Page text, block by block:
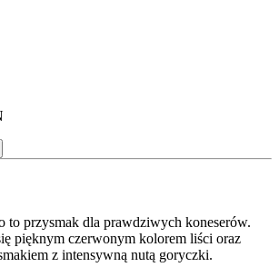
to przysmak dla prawdziwych koneserów.
pięknym czerwonym kolorem liści oraz
z intensywną nutą goryczki.